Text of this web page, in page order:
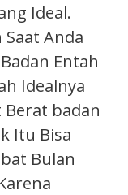
Ideal.
Anda
Entah
Idealnya
Berat badan
Itu Bisa
Bulan